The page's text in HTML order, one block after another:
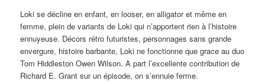
Loki se décline en enfant, en looser, en alligator et même en
femme, plein de variants de Loki qui n’apportent rien à l’histoire
ennuyeuse. Décors rétro futuristes, personnages sans grande
envergure, histoire barbante, Loki ne fonctionne que grace au duo
Tom Hiddleston Owen Wilson. A part l’excellente contribution de
Richard E. Grant sur un épisode, on s’ennuie ferme.